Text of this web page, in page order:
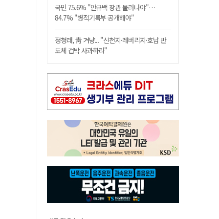
국민 75.6% "안규백 장관 물러나야"…
84.7% "병적기록부 공개해야"
정청래, 靑 겨냥... "신천지·레버리지·호남 반
도체 겁박 사과하라"